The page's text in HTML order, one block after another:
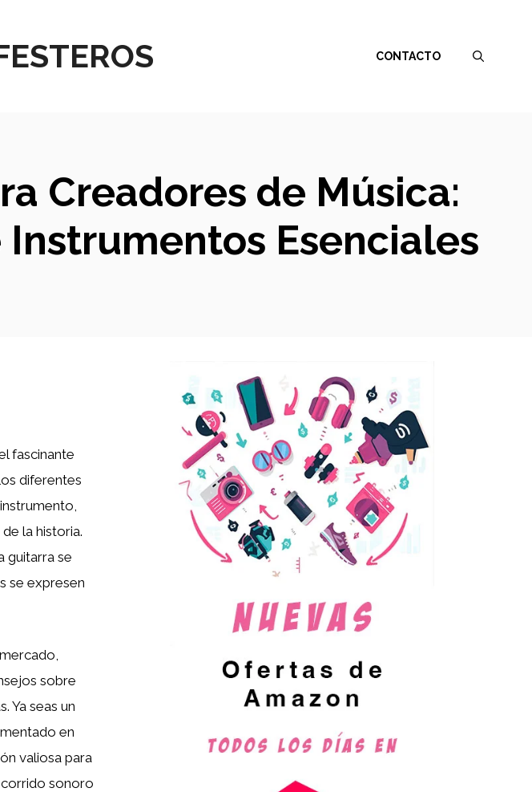
CONTACTO
Creadores de Música:
Esenciales
fascinante
diferentes
la historia.
guitarra se
se expresen
sobre
Ya seas un
en
valiosa para
sonoro